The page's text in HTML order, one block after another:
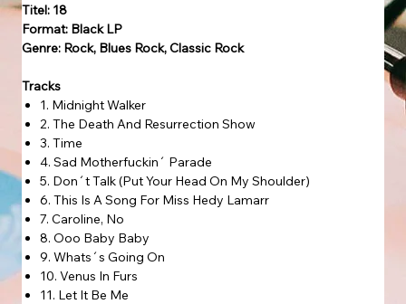
Titel: 18
Format: Black LP
Genre: Rock, Blues Rock, Classic Rock
Tracks
1. Midnight Walker
2. The Death And Resurrection Show
3. Time
4. Sad Motherfuckin´ Parade
5. Don´t Talk (Put Your Head On My Shoulder)
6. This Is A Song For Miss Hedy Lamarr
7. Caroline, No
8. Ooo Baby Baby
9. Whats´s Going On
10. Venus In Furs
11. Let It Be Me